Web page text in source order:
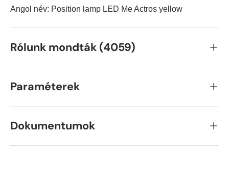
Angol név: Position lamp LED Me Actros yellow
Rólunk mondták (4059)
Paraméterek
Dokumentumok